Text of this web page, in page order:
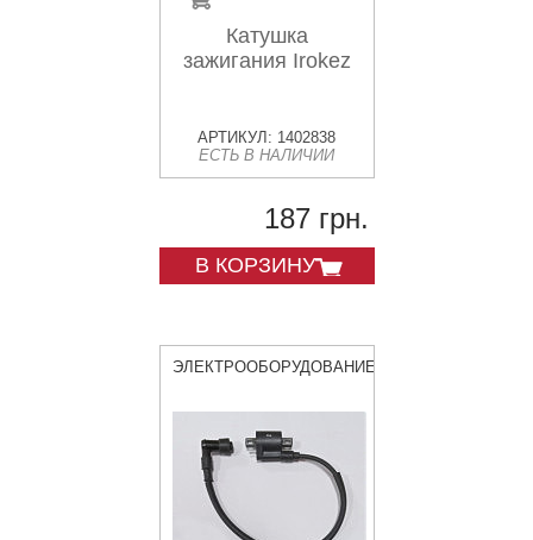
Катушка
зажигания Irokez
АРТИКУЛ: 1402838
ЕСТЬ В НАЛИЧИИ
187 грн.
В КОРЗИНУ
ЭЛЕКТРООБОРУДОВАНИЕ